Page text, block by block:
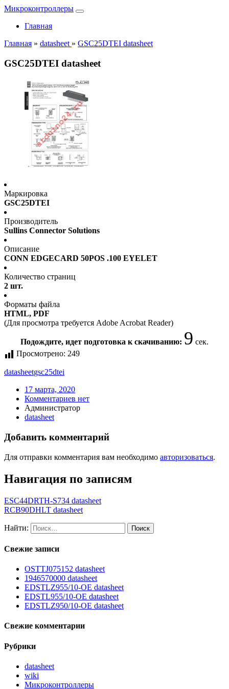
Микроконтроллеры
Главная
Главная » datasheet » GSC25DTEI datasheet
GSC25DTEI datasheet
Маркировка
GSC25DTEI
Производитель
Sullins Connector Solutions
Описание
CONN EDGECARD 50POS .100 EYELET
Количество страниц
2 шт.
Форматы файла
HTML, PDF
(Для просмотра требуется Adobe Acrobat Reader)
Подождите, идет подготовка к скачиванию: 9 сек.
Просмотрено: 249
datasheetgsc25dtei
17 марта, 2020
Комментариев нет
Администратор
datasheet
Добавить комментарий
Для отправки комментария вам необходимо авторизоваться.
Навигация по записям
ESC44DRTH-S734 datasheet
RCB90DHLT datasheet
Найти:
Свежие записи
OSTTJ075152 datasheet
1946570000 datasheet
EDSTLZ955/10-OE datasheet
EDSTL955/10-OE datasheet
EDSTLZ950/10-OE datasheet
Свежие комментарии
Рубрики
datasheet
wiki
Микроконтроллеры